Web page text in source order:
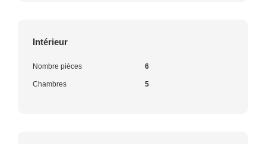
Intérieur
Nombre pièces 6
Chambres 5